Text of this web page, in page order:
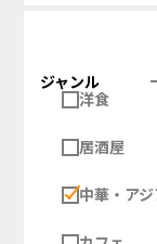
ジャンル
洋食
居酒屋
中華・ア